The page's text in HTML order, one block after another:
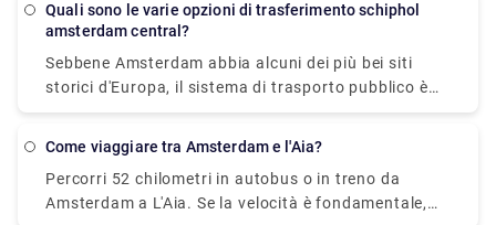
file per i taxi locali.
persona, con un supplemento di 1€ per i biglietti usa
Quali sono le varie opzioni di trasferimento schiphol
amsterdam central?
Sebbene Amsterdam abbia alcuni dei più bei siti
storici d'Europa, il sistema di trasporto pubblico è
moderno e facile da usare. L'azienda pubblica GVB
comprende treni, autobus, tram, metropolitane e,
naturalmente, traghetti. Alcune persone
immaginano difficoltà a muoversi in una città con
Come viaggiare tra Amsterdam e l'Aia?
Percorri 52 chilometri in autobus o in treno da
Amsterdam a L'Aia. Se la velocità è fondamentale,